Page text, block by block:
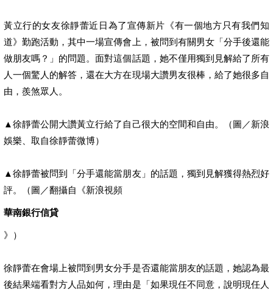
黃立行的女友徐靜蕾近日為了宣傳新片《有一個地方只有我們知
道》勤跑活動，其中一場宣傳會上，被問到有關男女「分手後還能
做朋友嗎？」的問題。面對這個話題，她不僅用獨到見解給了所有
人一個驚人的解答，還在大方在現場大讚男友很棒，給了她很多自
由，羨煞眾人。
▲徐靜蕾公開大讚黃立行給了自己很大的空間和自由。（圖／新浪
娛樂、取自徐靜蕾微博）
▲徐靜蕾被問到「分手還能當朋友」的話題，獨到見解獲得熱烈好
評。（圖／翻攝自《新浪視頻
華南銀行信貸
》）
徐靜蕾在會場上被問到男女分手是否還能當朋友的話題，她認為最
後結果端看對方人品如何，理由是「如果現任不同意，說明現任人